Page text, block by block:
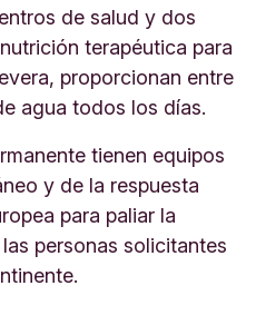
de salud y dos
terapéutica para
proporcionan entre
agua todos los días.
tienen equipos
y de la respuesta
para paliar la
personas solicitantes